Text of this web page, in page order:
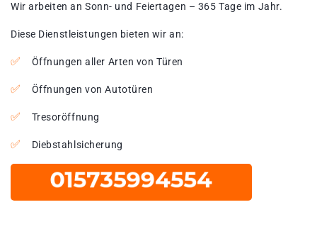
Wir arbeiten an Sonn- und Feiertagen – 365 Tage im Jahr.
Diese Dienstleistungen bieten wir an:
Öffnungen aller Arten von Türen
Öffnungen von Autotüren
Tresoröffnung
Diebstahlsicherung